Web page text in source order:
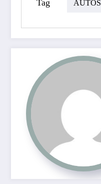
Tag AUTOS